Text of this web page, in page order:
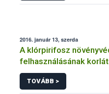
2016. január 13, szerda
A klórpirifosz
felhasználásának
TOVÁBB >